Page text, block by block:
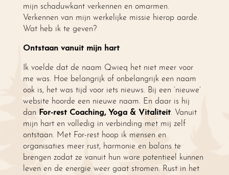
mijn schaduwkant verkennen en omarmen.
Verkennen van mijn werkelijke missie hierop aarde.
Wat heb ik te geven?
Ontstaan vanuit mijn hart
Ik voelde dat de naam Qwieq het niet meer voor
me was. Hoe belangrijk of onbelangrijk een naam
ook is, het was tijd voor iets nieuws. Bij een ‘nieuwe’
website hoorde een nieuwe naam. En daar is hij
dan For-rest Coaching, Yoga & Vitaliteit. Vanuit
mijn hart en volledig in verbinding met mij zelf
ontstaan. Met For-rest hoop ik mensen en
organisaties meer rust, harmonie en balans te
brengen zodat ze vanuit hun ware potentieel kunnen
leven en de energie weer gaat stromen. Rust in het